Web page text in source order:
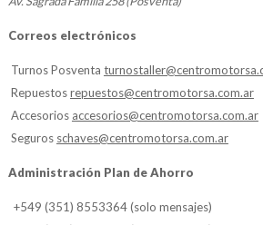
Correos electrónicos
Turnos Posventa
Repuestosrepuestos@centromotorsa.com.ar
Accesorios accesorios@centromotorsa.com.ar
Seguros schaves@centromotorsa.com.ar
Administración Plan de Ahorro
+549 (351) 8553364 (solo mensajes)